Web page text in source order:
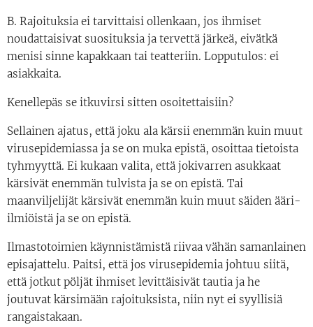
B. Rajoituksia ei tarvittaisi ollenkaan, jos ihmiset
noudattaisivat suosituksia ja tervettä järkeä, eivätkä
menisi sinne kapakkaan tai teatteriin. Lopputulos: ei
asiakkaita.
Kenellepäs se itkuvirsi sitten osoitettaisiin?
Sellainen ajatus, että joku ala kärsii enemmän kuin muut
virusepidemiassa ja se on muka epistä, osoittaa tietoista
tyhmyyttä. Ei kukaan valita, että jokivarren asukkaat
kärsivät enemmän tulvista ja se on epistä. Tai
maanviljelijät kärsivät enemmän kuin muut säiden ääri-
ilmiöistä ja se on epistä.
Ilmastotoimien käynnistämistä riivaa vähän samanlainen
episajattelu. Paitsi, että jos virusepidemia johtuu siitä,
että jotkut pöljät ihmiset levittäisivät tautia ja he
joutuvat kärsimään rajoituksista, niin nyt ei syyllisiä
rangaistakaan.